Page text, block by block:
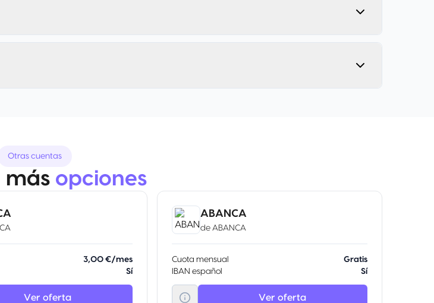
Otras cuentas
más opciones
3,00 €/mes
Sí
Ver oferta
ABANCA
de ABANCA
Cuota mensual
Gratis
IBAN español
Sí
Ver oferta